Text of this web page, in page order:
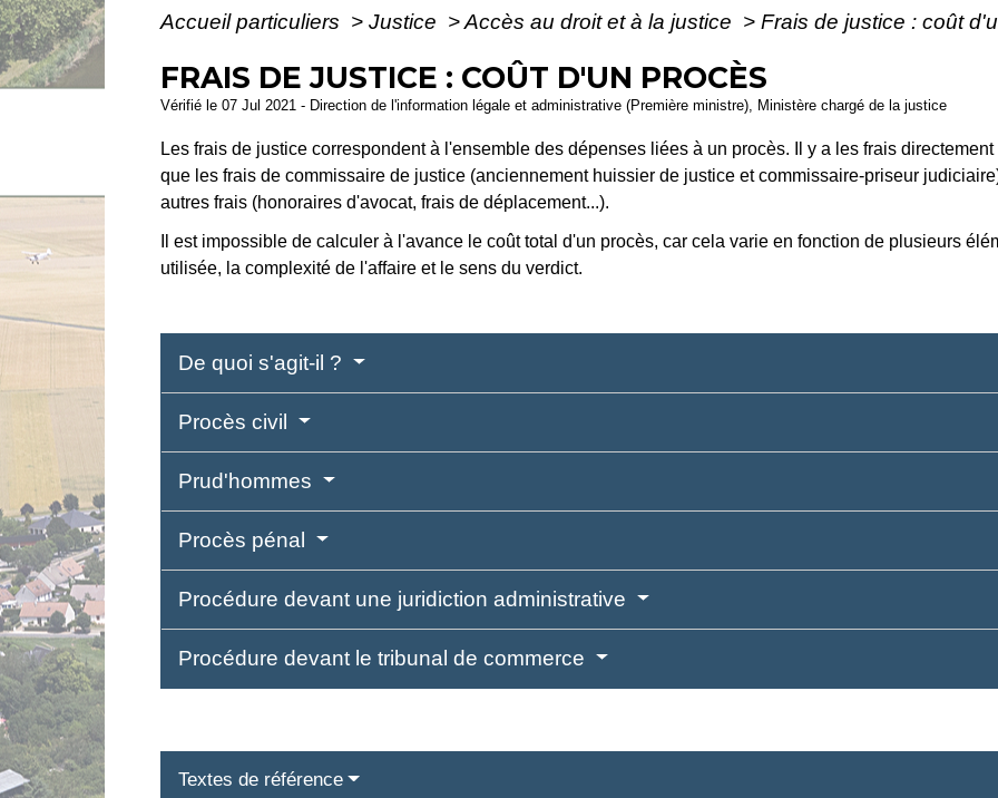
Accueil particuliers > Justice >Accès au droit et à la justice > Frais de justice : coût
FRAIS DE JUSTICE : COÛT D'UN PROCÈS
Vérifié le 07 Jul 2021 - Direction de l'information légale et administrative (Première ministre), Ministère chargé de la justice
Les frais de justice correspondent à l'ensemble des dépenses liées à un procès. Il y a les frais
que les frais de commissaire de justice (anciennement huissier de justice et commissaire-priseur
autres frais (honoraires d'avocat, frais de déplacement...).
Il est impossible de calculer à l'avance le coût total d'un procès, car cela varie en fonction de plusieurs
utilisée, la complexité de l'affaire et le sens du verdict.
De quoi s'agit-il ?
Procès civil
Prud'hommes
Procès pénal
Procédure devant une juridiction administrative
Procédure devant le tribunal de commerce
Textes de référence